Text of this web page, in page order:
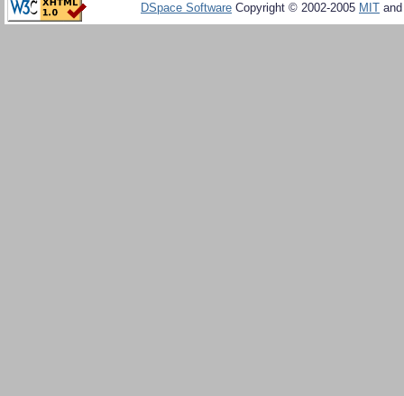
DSpace Software Copyright © 2002-2005 MIT